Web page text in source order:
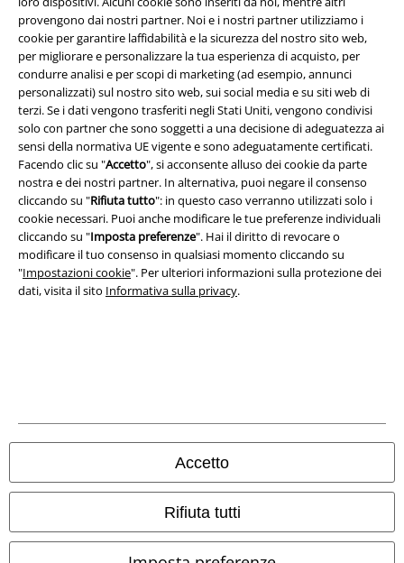
provengono dai nostri partner. Noi e i nostri partner utilizziamo i
cookie per garantire laffidabilità e la sicurezza del nostro sito web,
per migliorare e personalizzare la tua esperienza di acquisto, per
condurre analisi e per scopi di marketing (ad esempio, annunci
personalizzati) sul nostro sito web, sui social media e su siti web di
terzi. Se i dati vengono trasferiti negli Stati Uniti, vengono condivisi
solo con partner che sono soggetti a una decisione di adeguatezza ai
sensi della normativa UE vigente e sono adeguatamente certificati.
Facendo clic su "Accetto", si acconsente alluso dei cookie da parte
nostra e dei nostri partner. In alternativa, puoi negare il consenso
cliccando su "Rifiuta tutto": in questo caso verranno utilizzati solo i
cookie necessari. Puoi anche modificare le tue preferenze individuali
cliccando su "Imposta preferenze". Hai il diritto di revocare o
modificare il tuo consenso in qualsiasi momento cliccando su
"Impostazioni cookie". Per ulteriori informazioni sulla protezione dei
dati, visita il sito Informativa sulla privacy.
Accetto
Rifiuta tutti
Info legali
Termini & Condizioni
Redazione
Legge sulla Privacy
I prezzi sono IVA compresa. Spese di trasporto escluse
© 1986-2026 EMP Mailorder Italia S.r.l.